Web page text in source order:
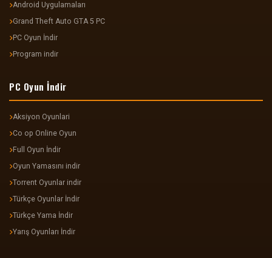
Android Uygulamaları
Grand Theft Auto GTA 5 PC
PC Oyun İndir
Program indir
PC Oyun İndir
Aksiyon Oyunlari
Co op Online Oyun
Full Oyun İndir
Oyun Yamasını indir
Torrent Oyunlar indir
Türkçe Oyunlar İndir
Türkçe Yama İndir
Yarış Oyunları İndir